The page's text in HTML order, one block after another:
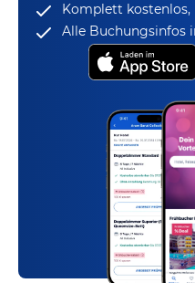
Komplett kostenlos,
Alle Buchungsinfos